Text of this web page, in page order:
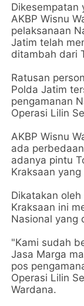
Dikesempatan
AKBP Wisnu
pelaksanaan
Jatim telah
ditambah dari
Ratusan
Polda Jatim
pengamanan
Operasi Lilin
AKBP Wisnu
ada
adanya pintu
Kraksaan
Dikatakan oleh
Kraksaan ini
Nasional yang
"Kami sudah
Jasa Marga
pos
Operasi Lilin
Wardana.